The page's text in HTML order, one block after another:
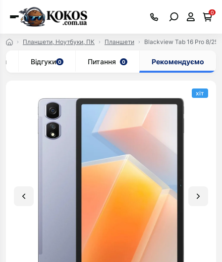
0
Планшети, Ноутбуки, ПК Планшети Blackview Tab 16 Pro 8/
Відгуки 0 Питання 0 Рекомендуємо
хіт